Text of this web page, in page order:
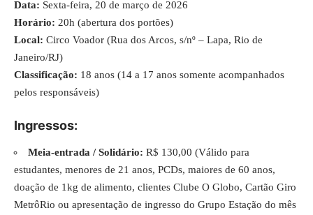
Data: Sexta-feira, 20 de março de 2026
Horário: 20h (abertura dos portões)
Local: Circo Voador (Rua dos Arcos, s/nº – Lapa, Rio de
Janeiro/RJ)
Classificação: 18 anos (14 a 17 anos somente acompanhados
pelos responsáveis)
Ingressos:
Meia-entrada / Solidário: R$ 130,00 (Válido para
estudantes, menores de 21 anos, PCDs, maiores de 60 anos,
doação de 1kg de alimento, clientes Clube O Globo, Cartão Giro
MetrôRio ou apresentação de ingresso do Grupo Estação do mês